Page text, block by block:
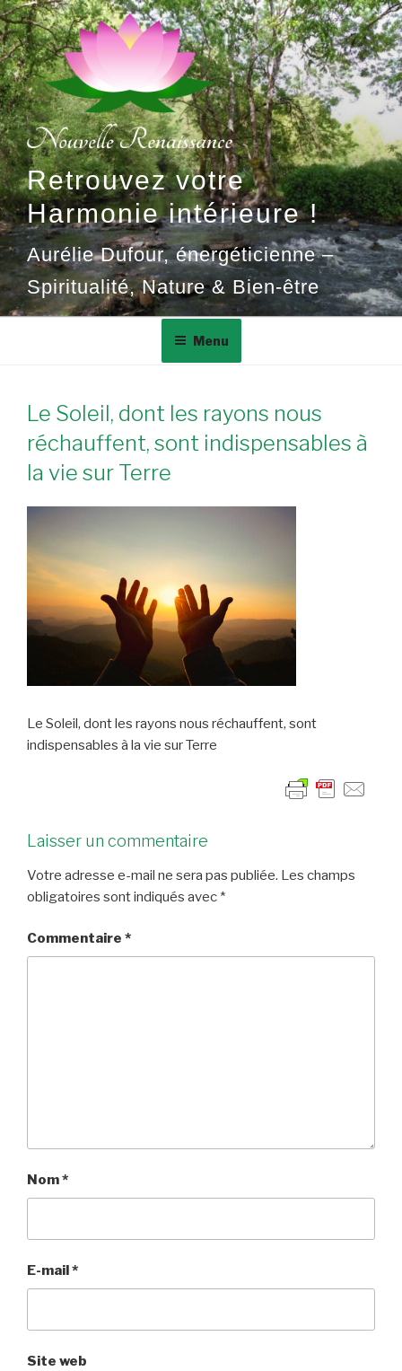
Aller
au
contenu
principal
Retrouvez votre
Harmonie intérieure !
Aurélie Dufour, énergéticienne –
Spiritualité, Nature & Bien-être
Menu
Le Soleil, dont les rayons nous
réchauffent, sont indispensables à
la vie sur Terre
Le Soleil, dont les rayons nous réchauffent, sont
indispensables à la vie sur Terre
Laisser un commentaire
Votre adresse e-mail ne sera pas publiée. Les champs
obligatoires sont indiqués avec *
Commentaire *
Nom*
E-mail*
Site web